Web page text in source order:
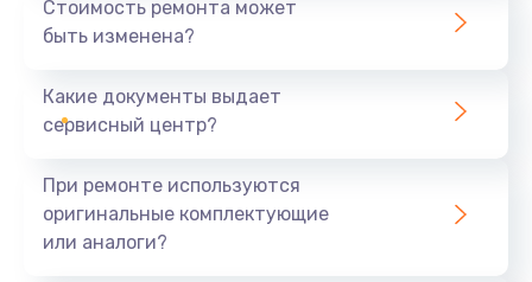
Чистка дренажа
Ремонт заварного блока
Стоимость ремонта может
быть изменена?
Какие документы выдает
сервисный центр?
При ремонте используются
оригинальные комплектующие
или аналоги?